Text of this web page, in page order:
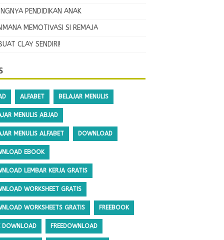
PENDIDIKAN ANAK
MEMOTIVASI SI REMAJA
CLAY SENDIRI!
ALFABET BELAJAR MENULIS
MENULIS ABJAD
MENULIS ALFABET DOWNLOAD
EBOOK
LEMBAR KERJA GRATIS
WORKSHEET GRATIS
WORKSHEETS GRATIS FREEBOOK
DOWNLOAD FREEDOWNLOAD